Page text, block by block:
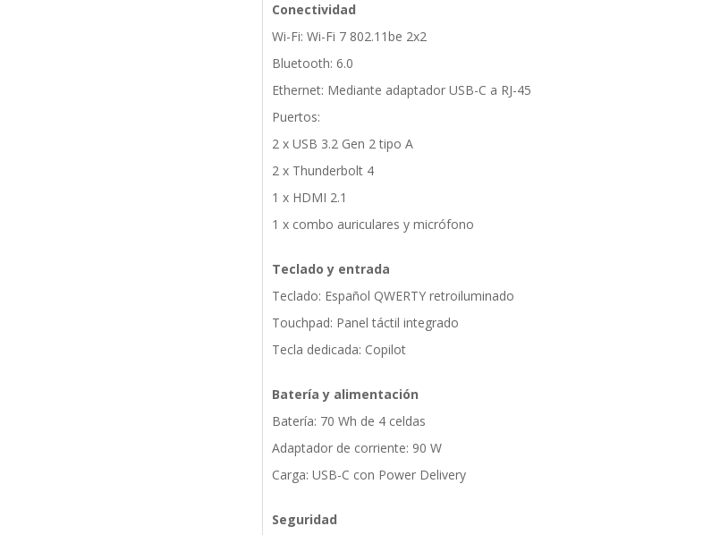
Conectividad
Wi-Fi: Wi-Fi 7 802.11be 2x2
Bluetooth: 6.0
Ethernet: Mediante adaptador USB-C a RJ-45
Puertos:
2 x USB 3.2 Gen 2 tipo A
2 x Thunderbolt 4
1 x HDMI 2.1
1 x combo auriculares y micrófono
Teclado y entrada
Teclado: Español QWERTY retroiluminado
Touchpad: Panel táctil integrado
Tecla dedicada: Copilot
Batería y alimentación
Batería: 70 Wh de 4 celdas
Adaptador de corriente: 90 W
Carga: USB-C con Power Delivery
Seguridad